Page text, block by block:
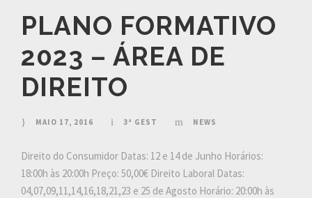
PLANO FORMATIVO
2023 – ÁREA DE
DIREITO
MAIO 17, 2016 3ª GEST NEWS
Direito do Consumidor Datas: 12 e 14 de Junho Horários:
18:00h às 20:00h Preço: 50,00€ Direito Laboral Datas:
04,07,09,11,14,16,18,21,23 e 25 de Agosto Horário: 20:00h às